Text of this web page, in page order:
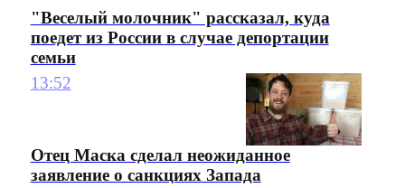
"Веселый молочник" рассказал, куда
поедет из России в случае депортации
семьи
13:52
Отец Маска сделал неожиданное
заявление о санкциях Запада